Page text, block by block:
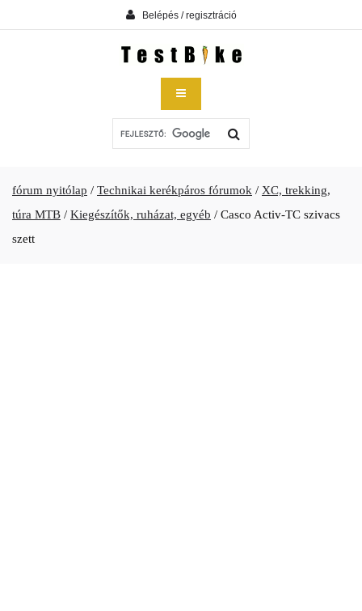
Belépés / regisztráció
fórum nyitólap / Technikai kerékpáros fórumok / XC, trekking,
túra MTB / Kiegészítők, ruházat, egyéb / Casco Activ-TC szivacs
szett